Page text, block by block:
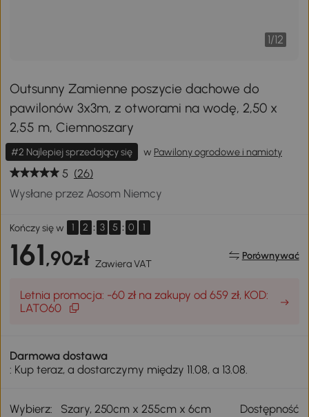
1/12
Outsunny Zamienne poszycie dachowe do
pawilonów 3x3m, z otworami na wodę, 2,50 x
2,55 m, Ciemnoszary
#2 Najlepiej sprzedający się w Pawilony ogrodowe i namioty
5 (26)
Wysłane przez Aosom Niemcy
Kończy się w 1 2 : 3 5 : 0 1
161,90zł Zawiera VAT
Porównywać
Letnia promocja: -60 zł na zakupy od 659 zł, KOD:
LATO60
Darmowa dostawa
: Kup teraz, a dostarczymy między 11.08, a 13.08.
Wybierz: Szary, 250cm x 255cm x 6cm Dostępność